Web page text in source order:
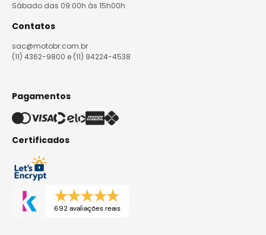
Sábado das 09:00h às 15h00h
Contatos
sac@motobr.com.br
(11) 4362-9800 e (11) 94224-4538
Pagamentos
Certificados
692 avaliações reais